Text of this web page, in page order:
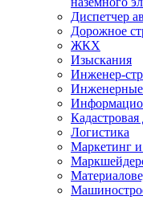
Диспетчер
Дорожное
ЖКХ
Изыскания
Инженер-
Кадастровая
Логистика
Маркетинг и